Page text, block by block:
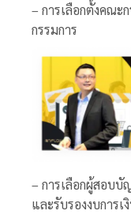
– การเลือกตั้งคณ
กรรมการ
– การเลือกผู้สอบ
และรับรองงบการ